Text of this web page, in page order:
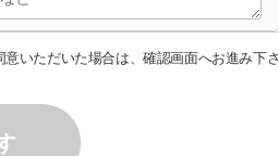
いただいた場合は、確認画面へお進み下さ